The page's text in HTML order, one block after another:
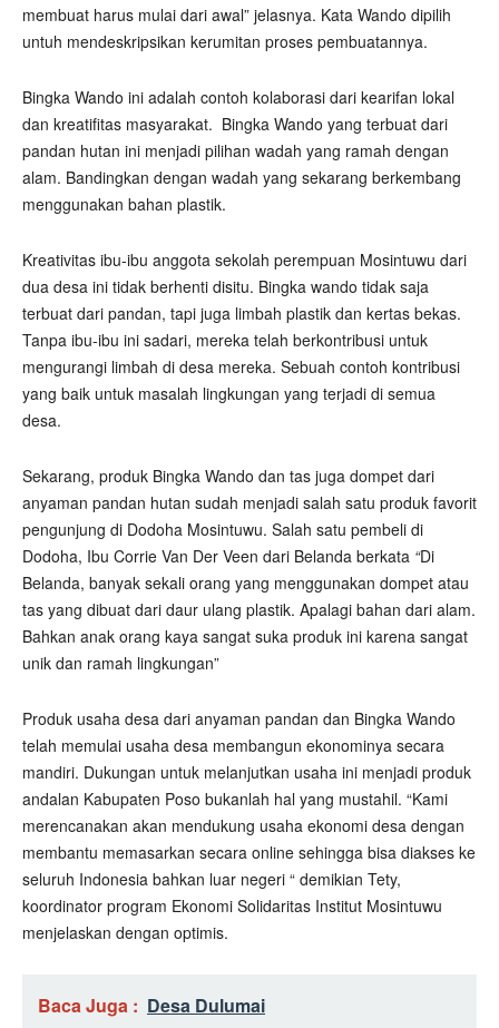
membuat harus mulai dari awal” jelasnya. Kata Wando dipilih
untuh mendeskripsikan kerumitan proses pembuatannya.
Bingka Wando ini adalah contoh kolaborasi dari kearifan lokal
dan kreatifitas masyarakat. Bingka Wando yang terbuat dari
pandan hutan ini menjadi pilihan wadah yang ramah dengan
alam. Bandingkan dengan wadah yang sekarang berkembang
menggunakan bahan plastik.
Kreativitas ibu-ibu anggota sekolah perempuan Mosintuwu dari
dua desa ini tidak berhenti disitu. Bingka wando tidak saja
terbuat dari pandan, tapi juga limbah plastik dan kertas bekas.
Tanpa ibu-ibu ini sadari, mereka telah berkontribusi untuk
mengurangi limbah di desa mereka. Sebuah contoh kontribusi
yang baik untuk masalah lingkungan yang terjadi di semua
desa.
Sekarang, produk Bingka Wando dan tas juga dompet dari
anyaman pandan hutan sudah menjadi salah satu produk favorit
pengunjung di Dodoha Mosintuwu. Salah satu pembeli di
Dodoha, Ibu Corrie Van Der Veen dari Belanda berkata “Di
Belanda, banyak sekali orang yang menggunakan dompet atau
tas yang dibuat dari daur ulang plastik. Apalagi bahan dari alam.
Bahkan anak orang kaya sangat suka produk ini karena sangat
unik dan ramah lingkungan”
Produk usaha desa dari anyaman pandan dan Bingka Wando
telah memulai usaha desa membangun ekonominya secara
mandiri. Dukungan untuk melanjutkan usaha ini menjadi produk
andalan Kabupaten Poso bukanlah hal yang mustahil. “Kami
merencanakan akan mendukung usaha ekonomi desa dengan
membantu memasarkan secara online sehingga bisa diakses ke
seluruh Indonesia bahkan luar negeri “ demikian Tety,
koordinator program Ekonomi Solidaritas Institut Mosintuwu
menjelaskan dengan optimis.
Baca Juga : Desa Dulumai